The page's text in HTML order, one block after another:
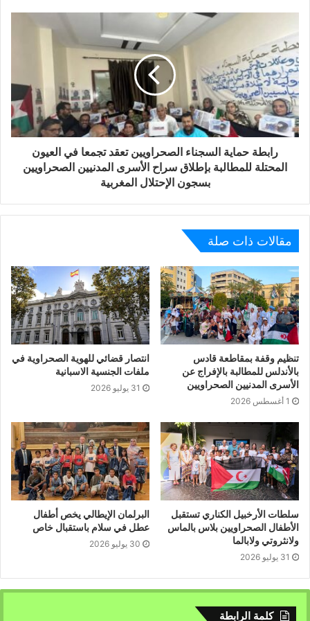
سجون دولة الإحتلال المغربي.
رابطة حماية السجناء الصحراويين تعقد تجمعا في العيون
المحتلة للمطالبة بإطلاق سراح الأسرى المدنيين الصحراويين
بسجون الإحتلال المغربية
مقالات ذات صلة
تنظيم وقفة بمقاطعة قادس
بالأندلس للمطالبة بالإفراج عن
الأسرى المدنيين الصحراويين
1 أغسطس 2026
انتصار قضائي للهوية الصحراوية في
ملفات الجنسية الاسبانية
31 يوليو 2026
سلطات الأرخبيل الكناري تستقبل
الأطفال الصحراويين بلاس بالماس
ولانثروتي ولابالما
31 يوليو 2026
البرلمان الإيطالي يخص أطفال
عطل في سلام باستقبال خاص
30 يوليو 2026
كلمة الرابطة